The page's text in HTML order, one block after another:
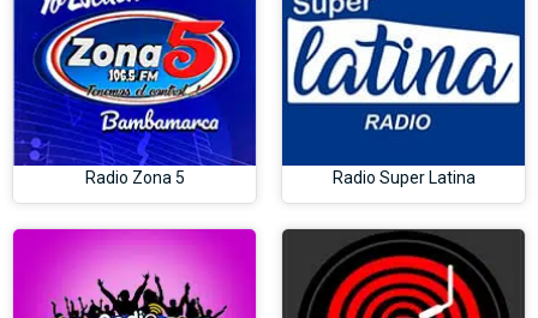
Radio Zona 5 Radio Super Latina